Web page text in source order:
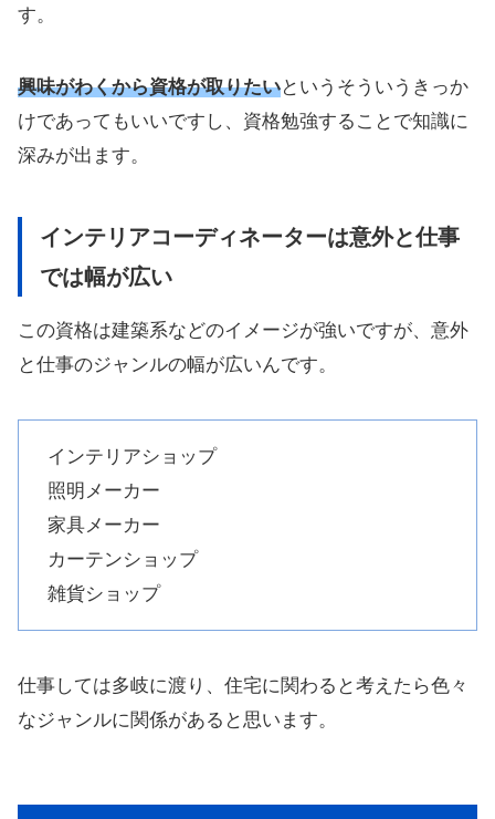
す。
興味がわくから資格が取りたいというそういうきっか
けであってもいいですし、資格勉強することで知識に
深みが出ます。
インテリアコーディネーターは意外と仕事
では幅が広い
この資格は建築系などのイメージが強いですが、意外
と仕事のジャンルの幅が広いんです。
インテリアショップ
照明メーカー
家具メーカー
カーテンショップ
雑貨ショップ
仕事しては多岐に渡り、住宅に関わると考えたら色々
なジャンルに関係があると思います。